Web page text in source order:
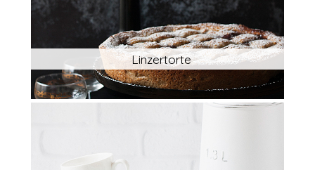
Linzertorte